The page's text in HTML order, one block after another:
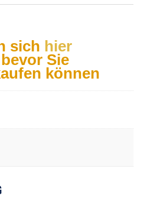
sich hier
Sie
können